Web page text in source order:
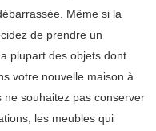
Même si la
de prendre un
plupart des objets dont
votre nouvelle maison à
ne souhaitez pas conserver
les meubles qui